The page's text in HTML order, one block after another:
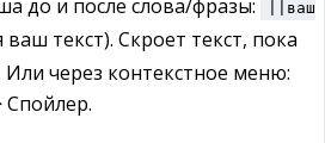
до и после слова/фразы:
||ваш
ваш текст). Скроет текст, пока
Или через контекстное меню: